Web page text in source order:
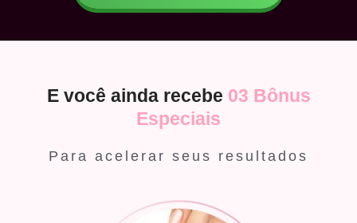
E você ainda recebe 03 Bônus
Especiais
Para acelerar seus resultados